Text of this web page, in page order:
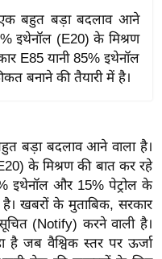
बहुत बड़ा बदलाव आने
इथेनॉल (E20) के मिश्रण
E85 यानी 85% इथेनॉल
बनाने की तैयारी में है।
बड़ा बदलाव आने वाला है।
के मिश्रण की बात कर रहे
इथेनॉल और 15% पेट्रोल के
है। खबरों के मुताबिक, सरकार
(Notify) करने वाली है।
जब वैश्विक स्तर पर ऊर्जा